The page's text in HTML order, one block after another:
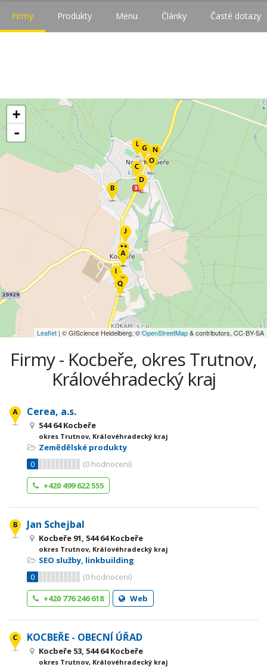
Firmy Produkty Menu Články Časté dotazy
+
-
Leaflet | © GIScience Heidelberg, ©OpenStreetMap& contributors, CC-BY-SA
Firmy - Kocbeře, okres Trutnov,
Královéhradecký kraj
Cerea, a.s.
544 64 Kocbeře
okres Trutnov, Královéhradecký kraj
Zemědělské produkty
0
(0 hodnocení)
+420 499 622 555
Jan Schejbal
Kocbeře 91, 544 64 Kocbeře
okres Trutnov, Královéhradecký kraj
SEO služby, linkbuilding
0
(0 hodnocení)
+420 776 246 618
Web
KOCBEŘE - OBECNÍ ÚŘAD
Kocbeře 53, 544 64 Kocbeře
okres Trutnov, Královéhradecký kraj